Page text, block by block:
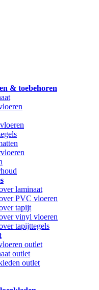
& toebehoren
laminaat
PVC vloeren
tapijt
vinyl vloeren
tapijttegels
outlet
outlet
outlet